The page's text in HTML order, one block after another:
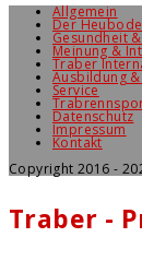
Allgemein
Der
Gesundheit
Meinung &
Traber
Ausbildung
Service
Datenschutz
Impressum
Kontakt
Copyright 2016 -
Traber -